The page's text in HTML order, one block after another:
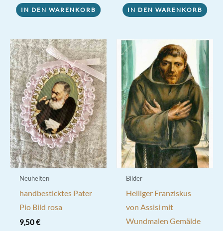
IN DEN WARENKORB IN DEN WARENKORB
Neuheiten
handbesticktes Pater
Pio Bild rosa
9,50€
Bilder
Heiliger Franziskus
von Assisi mit
Wundmalen Gemälde